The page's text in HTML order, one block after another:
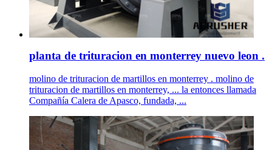
planta de trituracion en monterrey nuevo leon .
molino de trituracion de martillos en monterrey . molino de
trituracion de martillos en monterrey, ... la entonces llamada
Compañía Calera de Apasco, fundada, ...